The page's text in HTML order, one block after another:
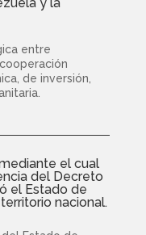
entre
de inversión,
el cual
del Decreto
el Estado de
nacional.